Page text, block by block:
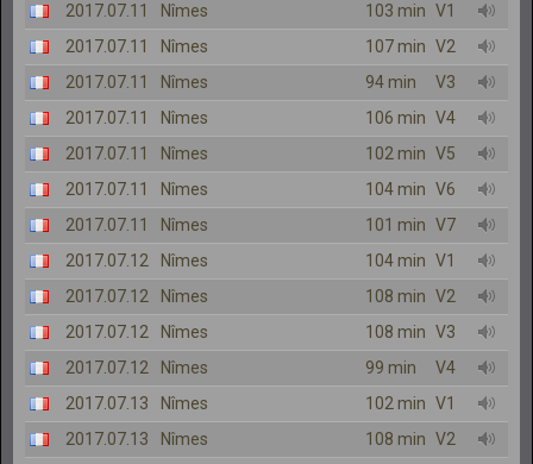
2017.07.11
Nîmes 103 min V1
2017.07.11
Nîmes 107 min V2
2017.07.11
Nîmes 94 min
V3
2017.07.11
Nîmes 106 min V4
2017.07.11
Nîmes 102 min V5
2017.07.11
Nîmes 104 min V6
2017.07.11
Nîmes 101 min V7
2017.07.12
Nîmes 104 min V1
2017.07.12
Nîmes 108 min V2
2017.07.12
Nîmes 108 min V3
2017.07.12
Nîmes 99 min
V4
2017.07.13
Nîmes 102 min V1
2017.07.13
Nîmes 108 min V2